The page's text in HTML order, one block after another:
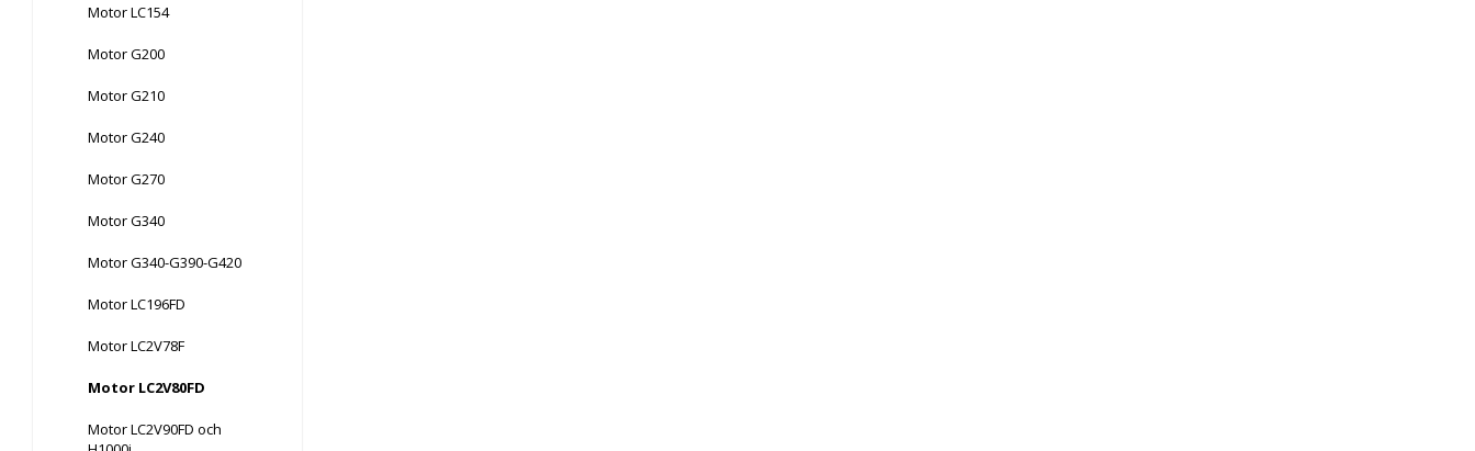
Motor LC154
Motor G200
Motor G210
Motor G240
Motor G270
Motor G340
Motor G340-G390-G420
Motor LC196FD
Motor LC2V78F
Motor LC2V80FD
Motor LC2V90FD och